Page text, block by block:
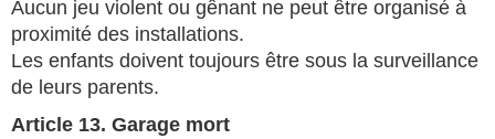
Aucun jeu violent ou gênant ne peut être organisé à
proximité des installations.
Les enfants doivent toujours être sous la surveillance
de leurs parents.
Article 13. Garage mort